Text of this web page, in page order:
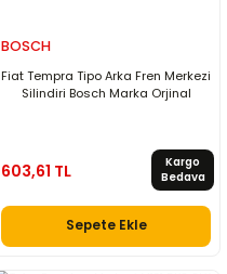
BOSCH
Fiat Tempra Tipo Arka Fren Merkezi
Silindiri Bosch Marka Orjinal
603,61 TL
Kargo
Bedava
Sepete Ekle